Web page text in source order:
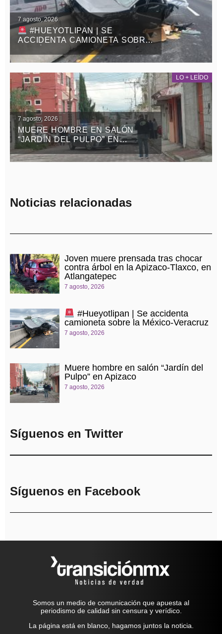
7 agosto, 2026
#HUEYOTLIPAN | SE
ACCIDENTA CAMIONETA SOBRE
LA MÉXICO-VERACRUZ
LO + LEÍDO
7 agosto, 2026
MUERE HOMBRE EN SALÓN
“JARDÍN DEL PULPO” EN
APIZACO
Noticias relacionadas
Joven muere prensada tras chocar
contra árbol en la Apizaco-Tlaxco, en
Atlangatepec
7 agosto, 2026
#Hueyotlipan | Se accidenta
camioneta sobre la México-Veracruz
7 agosto, 2026
Muere hombre en salón “Jardín del
Pulpo” en Apizaco
7 agosto, 2026
Síguenos en Twitter
Síguenos en Facebook
Somos un medio de comunicación que apuesta al
periodismo de calidad sin censura y verídico.
La página está en blanco, hagamos juntos la noticia.